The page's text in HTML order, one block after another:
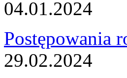
04.01.2024
Postępowania
29.02.2024